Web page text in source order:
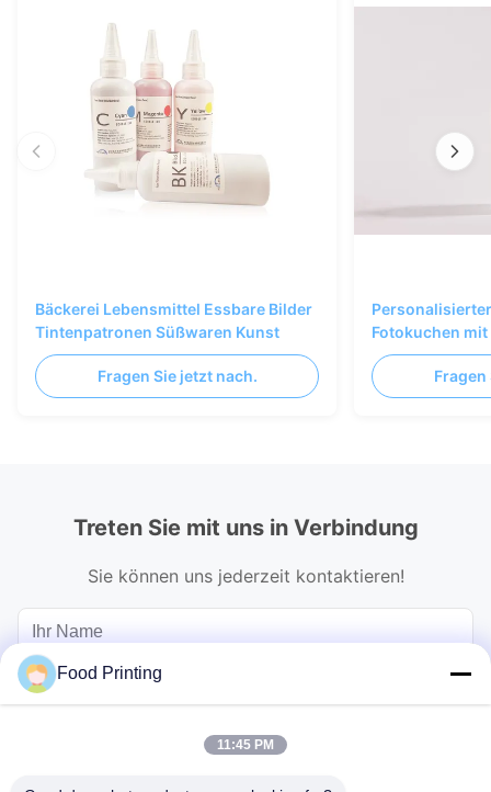
Bäckerei Lebensmittel Essbare Bilder
Tintenpatronen Süßwaren Kunst
Fragen Sie jetzt nach.
Fotokuchen
Druckpapier,
Fragen
Treten Sie mit uns in Verbindung
Sie können uns jederzeit kontaktieren!
Food Printing
11:45 PM